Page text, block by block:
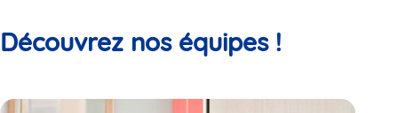
Découvrez nos équipes !